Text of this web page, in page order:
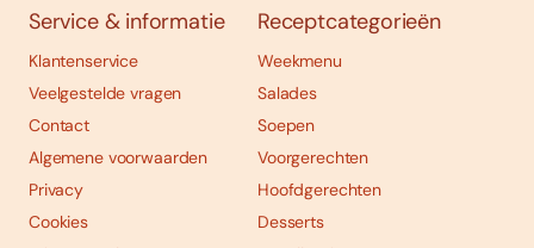
Service & informatie
Klantenservice
Veelgestelde vragen
Contact
Algemene voorwaarden
Privacy
Cookies
Receptcategorieën
Weekmenu
Salades
Soepen
Voorgerechten
Hoofdgerechten
Desserts